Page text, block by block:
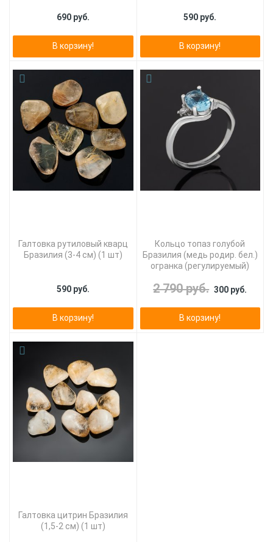
690 руб.
В корзину!
590 руб.
В корзину!
Галтовка рутиловый кварц
Бразилия (3-4 см) (1 шт)
590 руб.
В корзину!
Кольцо топаз голубой
Бразилия (медь родир. бел.)
огранка (регулируемый)
2 790 руб. 300 руб.
В корзину!
Галтовка цитрин Бразилия
(1,5-2 см) (1 шт)